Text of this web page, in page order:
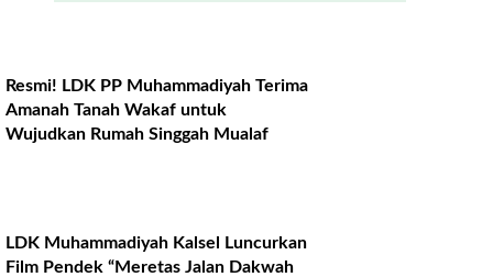
Resmi! LDK PP Muhammadiyah Terima
Amanah Tanah Wakaf untuk
Wujudkan Rumah Singgah Mualaf
LDK Muhammadiyah Kalsel Luncurkan
Film Pendek “Meretas Jalan Dakwah